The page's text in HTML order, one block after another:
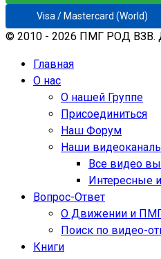
Visa / Mastercard (World)
© 2010 - 2026 ПМГ РОД ВЗВ.
Главная
О нас
О нашей Группе
Присоединиться
Наш Форум
Наши
Все видео
Интересные
Вопрос-Ответ
О Движении и
Поиск по видео-
Книги